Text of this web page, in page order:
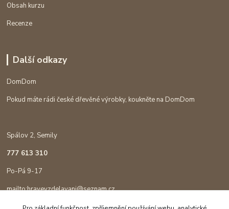
Obsah kurzu
Recenze
Další odkazy
DomDom
Pokud máte rádi české dřevěné výrobky, koukněte na DomDom
Spálov 2, Semily
777 613 310
Po-Pá 9-17
mailto:hravevzdelavani@seznam.cz